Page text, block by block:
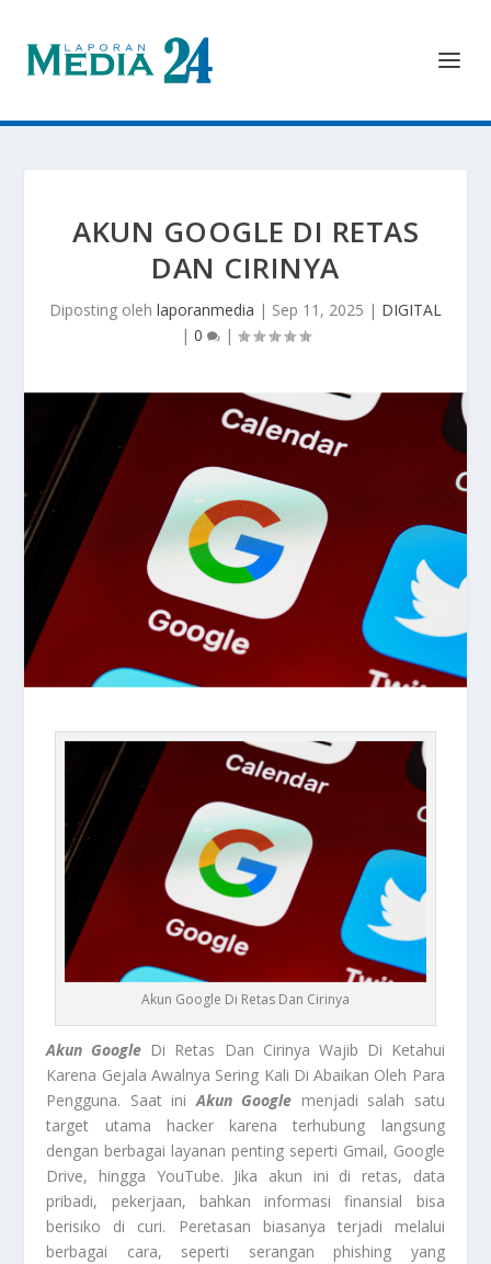
AKUN GOOGLE DI RETAS
DAN CIRINYA
Diposting oleh laporanmedia | Sep 11, 2025 | DIGITAL
| 0 |
Akun Google Di Retas Dan Cirinya
Akun Google Di Retas Dan Cirinya Wajib Di Ketahui
Karena Gejala Awalnya Sering Kali Di Abaikan Oleh Para
Pengguna. Saat iniAkun Google menjadi salah satu
target utama hacker karena terhubung langsung
dengan berbagai layanan penting seperti Gmail, Google
Drive, hingga YouTube. Jika akun ini di retas, data
pribadi, pekerjaan, bahkan informasi finansial bisa
berisiko di curi. Peretasan biasanya terjadi melalui
berbagai cara, seperti serangan phishing yang